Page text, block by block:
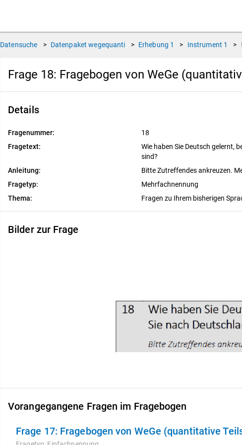
Datensuche > Datenpaket wegequanti > Erhebung 1 > Instrument 1 >
Frage 18: Fragebogen von WeGe
Details
Fragenummer:
18
Fragetext:
Wie haben Sie Deutsch gelernt,
sind?
Anleitung:
Bitte Zutreffendes ankreuzen.
Fragetyp:
Mehrfachnennung
Thema:
Fragen zu Ihrem bisherigen
Bilder zur Frage
Vorangegangene Fragen im Fragebogen
Frage 17: Fragebogen von WeGe (quantitative